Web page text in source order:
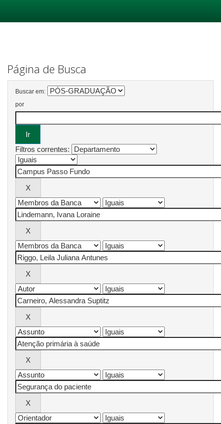
Página de Busca
Buscar em:
por
Filtros correntes: